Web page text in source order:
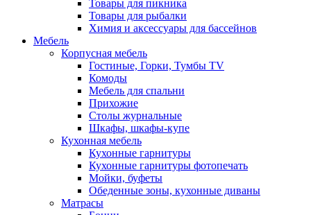
Товары для пикника
Товары для рыбалки
Химия и аксессуары для бассейнов
Мебель
Корпусная мебель
Гостиные, Горки, Тумбы TV
Комоды
Мебель для спальни
Прихожие
Столы журнальные
Шкафы, шкафы-купе
Кухонная мебель
Кухонные гарнитуры
Кухонные гарнитуры фотопечать
Мойки, буфеты
Обеденные зоны, кухонные диваны
Матрасы